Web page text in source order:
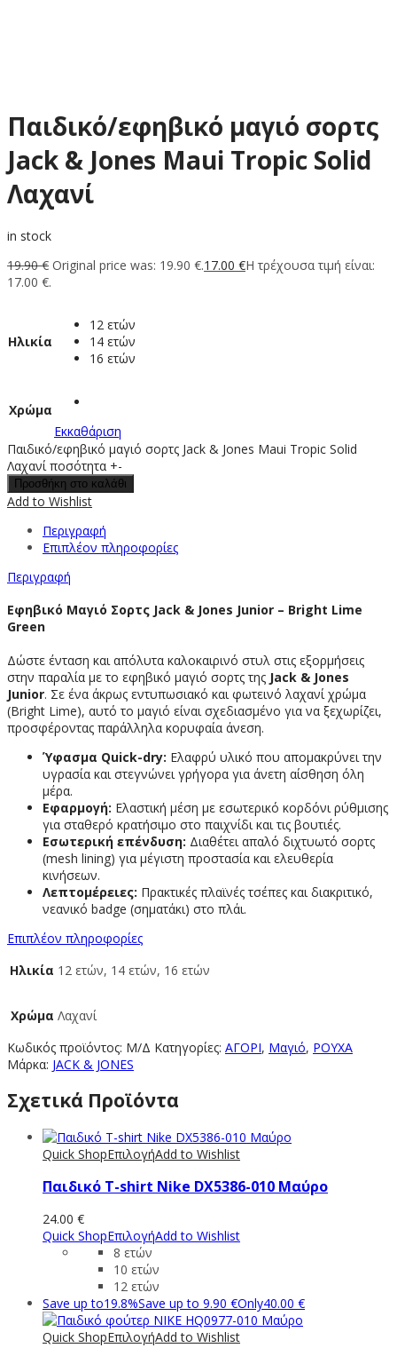
Παιδικό/εφηβικό μαγιό σορτς
Jack & Jones Maui Tropic Solid
Λαχανί
in stock
19.90€ Original price was: 19.90 €.17.00 €Η τρέχουσα τιμή είναι:
17.00 €.
Ηλικία
12 ετών
14 ετών
16 ετών
Χρώμα
Εκκαθάριση
Παιδικό/εφηβικό μαγιό σορτς Jack & Jones Maui Tropic Solid
Λαχανί ποσότητα +-
Προσθήκη στο καλάθι
Add to Wishlist
Περιγραφή
Επιπλέον πληροφορίες
Περιγραφή
Εφηβικό Μαγιό Σορτς Jack & Jones Junior – Bright Lime
Green
Δώστε ένταση και απόλυτα καλοκαιρινό στυλ στις εξορμήσεις
στην παραλία με το εφηβικό μαγιό σορτς της Jack & Jones
Junior. Σε ένα άκρως εντυπωσιακό και φωτεινό λαχανί χρώμα
(Bright Lime), αυτό το μαγιό είναι σχεδιασμένο για να ξεχωρίζει,
προσφέροντας παράλληλα κορυφαία άνεση.
Ύφασμα Quick-dry: Ελαφρύ υλικό που απομακρύνει την
υγρασία και στεγνώνει γρήγορα για άνετη αίσθηση όλη
μέρα.
Εφαρμογή: Ελαστική μέση με εσωτερικό κορδόνι ρύθμισης
για σταθερό κρατήσιμο στο παιχνίδι και τις βουτιές.
Εσωτερική επένδυση: Διαθέτει απαλό διχτυωτό σορτς
(mesh lining) για μέγιστη προστασία και ελευθερία
κινήσεων.
Λεπτομέρειες: Πρακτικές πλαϊνές τσέπες και διακριτικό,
νεανικό badge (σηματάκι) στο πλάι.
Επιπλέον πληροφορίες
Ηλικία 12 ετών, 14 ετών, 16 ετών
Χρώμα Λαχανί
Κωδικός προϊόντος: Μ/Δ Κατηγορίες: ΑΓΟΡΙ, Μαγιό, ΡΟΥΧΑ
Μάρκα: JACK & JONES
Σχετικά Προϊόντα
Quick ShopΕπιλογήAdd to Wishlist
Παιδικό T-shirt Νike DX5386-010 Μαύρο
24.00 €
Quick ShopΕπιλογήAdd to Wishlist
8 ετών
10 ετών
12 ετών
Save up to19.8%Save up to 9.90 €Only40.00 €
Quick ShopΕπιλογήAdd to Wishlist